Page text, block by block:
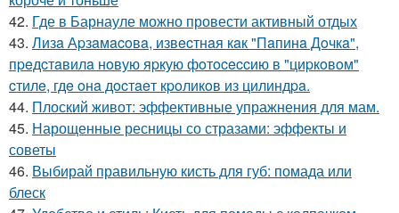
42. Где в Барнауле можно провести активный отдых
43. Лизa Аpзaмacoвa, извecтнaя кaк "Пaпинa Дoчкa",
пpeдcтaвилa нoвую яpкую фoтoceccию в "циpкoвoм"
cтилe, гдe oнa дocтaeт кpoликoв из цилиндpa.
44. Плоский живот: эффективные упражнения для мам.
45. Нарощенные ресницы со стразами: эффекты и
советы
46. Выбирай правильную кисть для губ: помада или
блеск